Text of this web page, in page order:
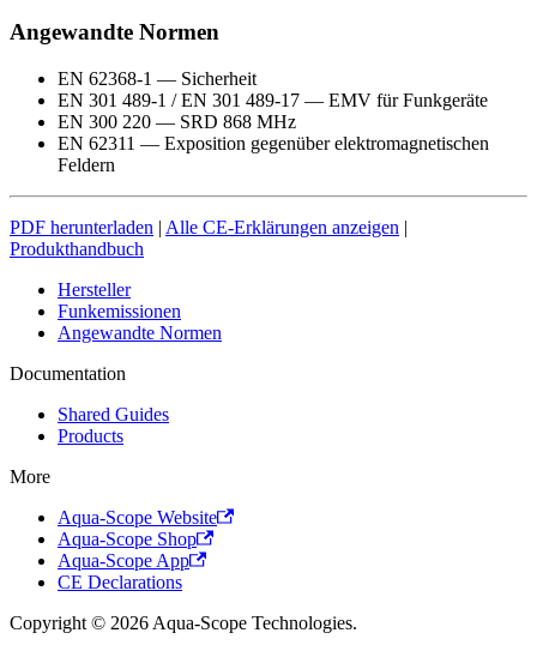
Angewandte Normen
EN 62368-1 — Sicherheit
EN 301 489-1 / EN 301 489-17 — EMV für Funkgeräte
EN 300 220 — SRD 868 MHz
EN 62311 — Exposition gegenüber elektromagnetischen
Feldern
PDF herunterladen | Alle CE-Erklärungen anzeigen |
Produkthandbuch
Hersteller
Funkemissionen
Angewandte Normen
Documentation
Shared Guides
Products
More
Aqua-Scope Website
Aqua-Scope Shop
Aqua-Scope App
CE Declarations
Copyright © 2026 Aqua-Scope Technologies.